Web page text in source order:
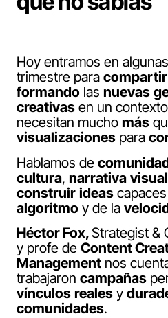
Hoy entramos en
trimestre para compartir
formando las nuevas
creativas en un
necesitan mucho más
visualizaciones para
Hablamos de
cultura, narrativa visual
construir ideas
algoritmo y de la
Héctor Fox,Strategist &
y profe de Content
Management nos
trabajaron campañas
vínculos reales y
comunidades.